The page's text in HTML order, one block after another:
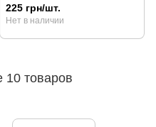
225 грн/шт.
Нет в наличии
10 товаров